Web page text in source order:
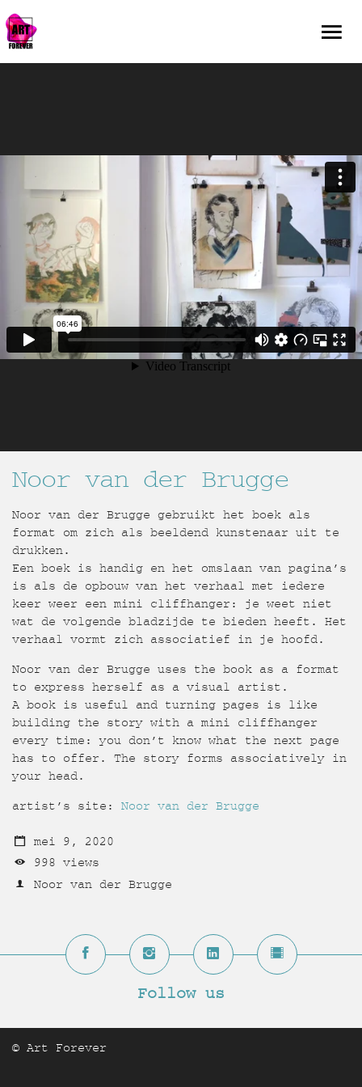
Noor van der Brugge
Noor van der Brugge gebruikt het boek als
format om zich als beeldend kunstenaar uit te
drukken.
Een boek is handig en het omslaan van pagina’s
is als de opbouw van het verhaal met iedere
keer weer een mini cliffhanger: je weet niet
wat de volgende bladzijde te bieden heeft. Het
verhaal vormt zich associatief in je hoofd.
Noor van der Brugge uses the book as a format
to express herself as a visual artist.
A book is useful and turning pages is like
building the story with a mini cliffhanger
every time: you don’t know what the next page
has to offer. The story forms associatively in
your head.
artist’s site: Noor van der Brugge
mei 9, 2020
998 views
Noor van der Brugge
© Art Forever